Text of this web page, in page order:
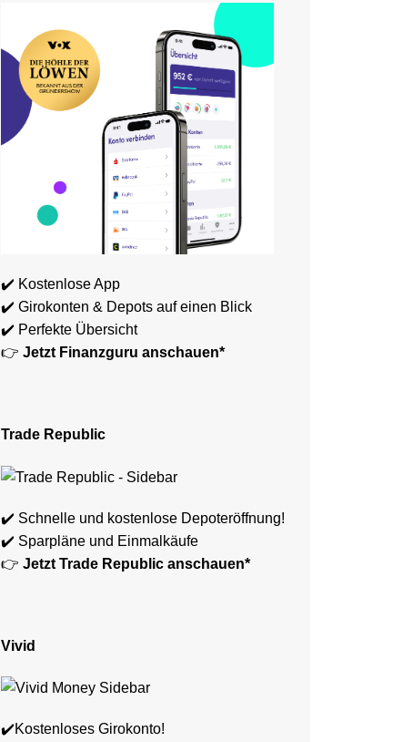
✔️ Kostenlose App
✔️ Girokonten & Depots auf einen Blick
✔️ Perfekte Übersicht
👉 Jetzt Finanzguru anschauen*
Trade Republic
✔️ Schnelle und kostenlose Depoteröffnung!
✔️ Sparpläne und Einmalkäufe
👉 Jetzt Trade Republic anschauen*
Vivid
✔️Kostenloses Girokonto!